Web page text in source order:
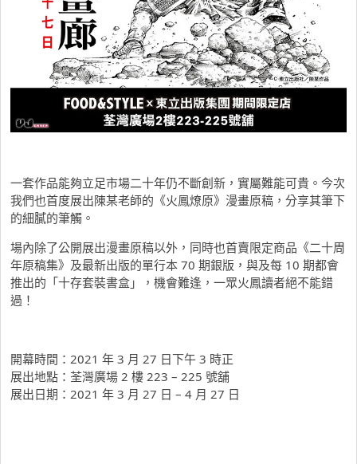
一套作品能夠立足市場二十年仍不斷創新，實屬難能可貴。今次
我們也首度展出陳某老師的《火鳳燎原》漫畫原稿，分享其筆下
的細膩的筆觸。
場內除了公開展出漫畫原稿以外，同時也首賣限定商品《二十周
年原稿集》及最新出版的單行本 70 期銀版，與及每 10 期都會
推出的「十存套裝書盒」，機會難逢，一眾火鳳讀者絕不能錯
過！
開幕時間：2021 年 3 月 27 日下午 3 時正
展出地點：荃灣廣場 2 樓 223 – 225 號舖
展出日期：2021 年 3 月 27 日 – 4 月 27 日